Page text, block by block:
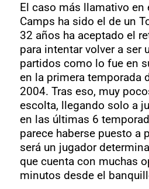
El caso más llamativo en
Camps ha sido el de un
32 años ha aceptado el
para intentar volver a ser
partidos como lo fue en
en la primera temporada
2004. Tras eso, muy
escolta, llegando solo a
en las últimas 6
parece haberse puesto a
será un jugador
que cuenta con muchas
minutos desde el